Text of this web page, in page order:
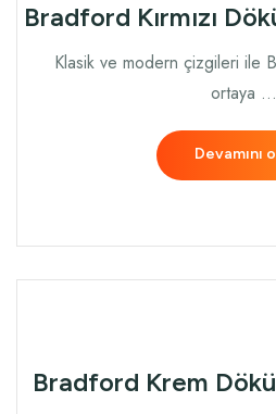
Bradford Kırmızı
Klasik ve modern çizgileri ile
ortaya …
Devamını
Bradford Krem